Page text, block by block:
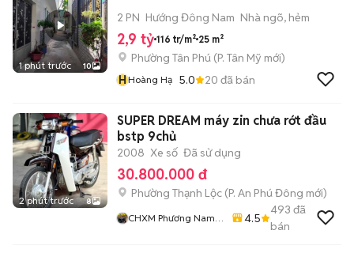
1 phút trước 10
2 PN Hướng Đông Nam Nhà ngõ, hẻm
2,9 tỷ 116 tr/m² 25 m²
Phường Tân Phú (P. Tân Mỹ mới)
HHoàng Hạ 5.0 20 đã bán
2 phút trước 8
SUPER DREAM máy zin chưa rớt đầu
bstp 9chủ
2008 Xe số Đã sử dụng
30.800.000 đ
Phường Thạnh Lộc (P. An Phú Đông mới)
CHXM Phương Nam
4.5
493 đã
bán